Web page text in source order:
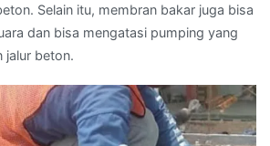
Selain itu, membran bakar juga bisa
dan bisa mengatasi pumping yang
jalur beton.